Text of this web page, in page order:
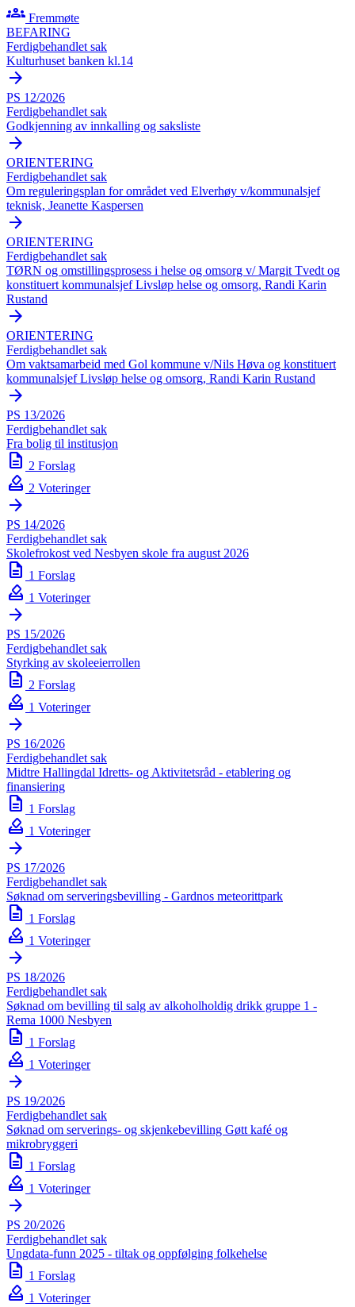
groups Fremmøte
BEFARING
Ferdigbehandlet sak
Kulturhuset banken kl.14
arrow_forward
PS 12/2026
Ferdigbehandlet sak
Godkjenning av innkalling og saksliste
arrow_forward
ORIENTERING
Ferdigbehandlet sak
Om reguleringsplan for området ved Elverhøy v/kommunalsjef
teknisk, Jeanette Kaspersen
arrow_forward
ORIENTERING
Ferdigbehandlet sak
TØRN og omstillingsprosess i helse og omsorg v/ Margit Tvedt og
konstituert kommunalsjef Livsløp helse og omsorg, Randi Karin
Rustand
arrow_forward
ORIENTERING
Ferdigbehandlet sak
Om vaktsamarbeid med Gol kommune v/Nils Høva og konstituert
kommunalsjef Livsløp helse og omsorg, Randi Karin Rustand
arrow_forward
PS 13/2026
Ferdigbehandlet sak
Fra bolig til institusjon
description 2 Forslag
how_to_vote 2 Voteringer
arrow_forward
PS 14/2026
Ferdigbehandlet sak
Skolefrokost ved Nesbyen skole fra august 2026
description 1 Forslag
how_to_vote 1 Voteringer
arrow_forward
PS 15/2026
Ferdigbehandlet sak
Styrking av skoleeierrollen
description 2 Forslag
how_to_vote 1 Voteringer
arrow_forward
PS 16/2026
Ferdigbehandlet sak
Midtre Hallingdal Idretts- og Aktivitetsråd - etablering og
finansiering
description 1 Forslag
how_to_vote 1 Voteringer
arrow_forward
PS 17/2026
Ferdigbehandlet sak
Søknad om serveringsbevilling - Gardnos meteorittpark
description 1 Forslag
how_to_vote 1 Voteringer
arrow_forward
PS 18/2026
Ferdigbehandlet sak
Søknad om bevilling til salg av alkoholholdig drikk gruppe 1 -
Rema 1000 Nesbyen
description 1 Forslag
how_to_vote 1 Voteringer
arrow_forward
PS 19/2026
Ferdigbehandlet sak
Søknad om serverings- og skjenkebevilling Gøtt kafé og
mikrobryggeri
description 1 Forslag
how_to_vote 1 Voteringer
arrow_forward
PS 20/2026
Ferdigbehandlet sak
Ungdata-funn 2025 - tiltak og oppfølging folkehelse
description 1 Forslag
how_to_vote 1 Voteringer